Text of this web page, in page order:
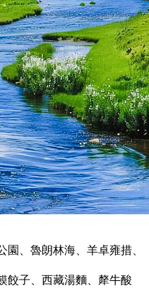
、魯朗林海、羊卓雍措、
餃子、西藏湯麵、犛牛酸